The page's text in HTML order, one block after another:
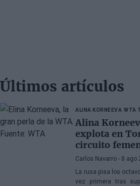
Últimos artículos
ALINA KORNEEVA WTA
Alina
explota en
circuito
Carlos Navarro - 8 ago
La rusa pisa los
vez primera tras